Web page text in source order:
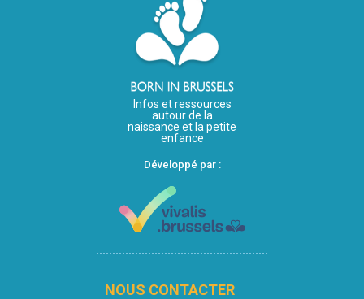
Infos et ressources
autour de la
naissance et la petite
enfance
Développé par :
NOUS CONTACTER